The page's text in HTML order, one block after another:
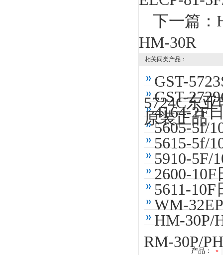
下一篇：
HM-30R
相关同类产品：
GST-
5724C东
GST-
原装正品
4164-2F
5605-5f/
5615-5f/
5910-5F/
2600-
5611-
WM-
HM-30P/
RM-30P/
产品：